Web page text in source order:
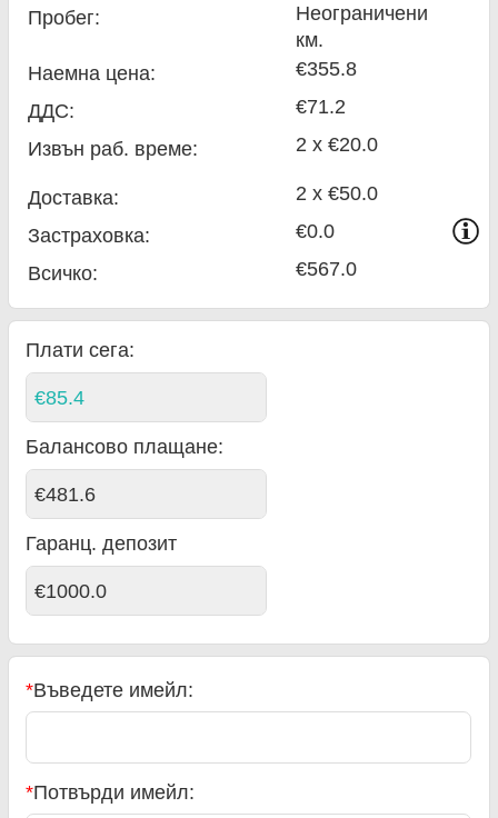
Пробег:
Неограничени
км.
Наемна цена:
€355.8
ДДС:
€71.2
Извън раб. време:
2 x €20.0
Доставка:
2 x €50.0
Застраховка:
€0.0
Всичко: €567.0
Плати сега:
€85.4
Балансово плащане:
€481.6
Гаранц. депозит
€1000.0
*Въведете имейл:
*Потвърди имейл: